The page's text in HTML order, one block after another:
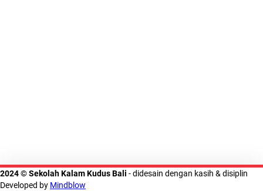
2024 © Sekolah Kalam Kudus Bali - didesain dengan kasih & disiplin
Developed by Mindblow